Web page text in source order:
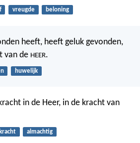
vreugde beloning
heeft, heeft geluk gevonden,
van de HEER.
huwelijk
in de Heer, in de kracht van
kracht almachtig